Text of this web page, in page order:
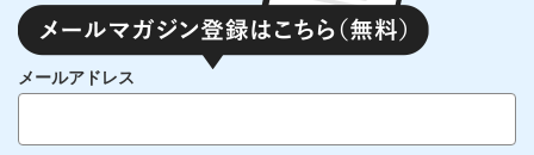
メールアドレス